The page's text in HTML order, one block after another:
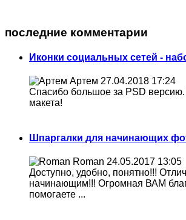
последние комментарии
Иконки социальных сетей -
Артем 27.04.2018 17:24
Спасибо большое за PSD версию.
макета!
Шпаргалки для начинающих
Roman 24.05.2017 13:05
Доступно, удобно, понятно!!!
начинающим!!! Огромная ВАМ
помогаете ...